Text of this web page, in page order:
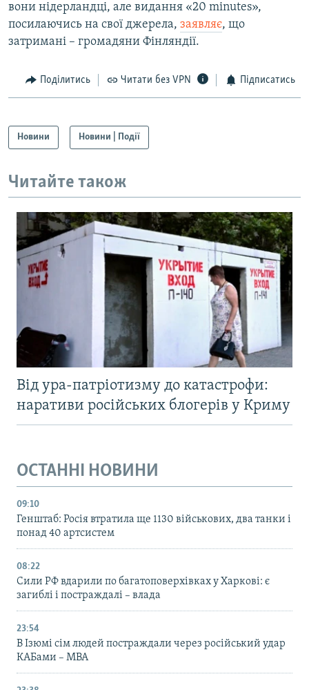
вони нідерландці, але видання «20 minutes»,
посилаючись на свої джерела, заявляє, що
затримані – громадяни Фінляндії.
Поділитись Читати без VPN Підписатись
Новини Новини | Події
Читайте також
Від ура-патріотизму до катастрофи:
наративи російських блогерів у Криму
ОСТАННІ НОВИНИ
09:10
Генштаб: Росія втратила ще 1130 військових, два танки і
понад 40 артсистем
08:22
Сили РФ вдарили по багатоповерхівках у Харкові: є
загиблі і постраждалі – влада
23:54
В Ізюмі сім людей постраждали через російський удар
КАБами – МВА